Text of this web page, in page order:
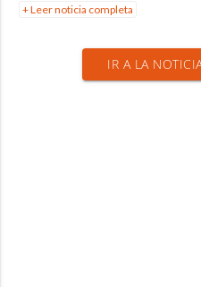
+ Leer noticia completa
IR A LA